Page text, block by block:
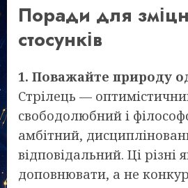
Поради для
стосунків
1. Поважайте природу
Стрілець —
свободолюбний і
амбітний,
відповідальний. Ці різні
доповнювати, а не